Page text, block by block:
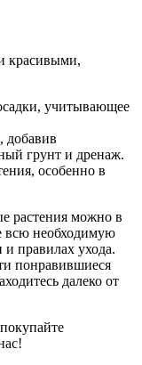
красивыми,
учитывающее
добавив
грунт и дренаж.
особенно в
растения можно в
всю необходимую
правилах ухода.
понравившиеся
далеко от